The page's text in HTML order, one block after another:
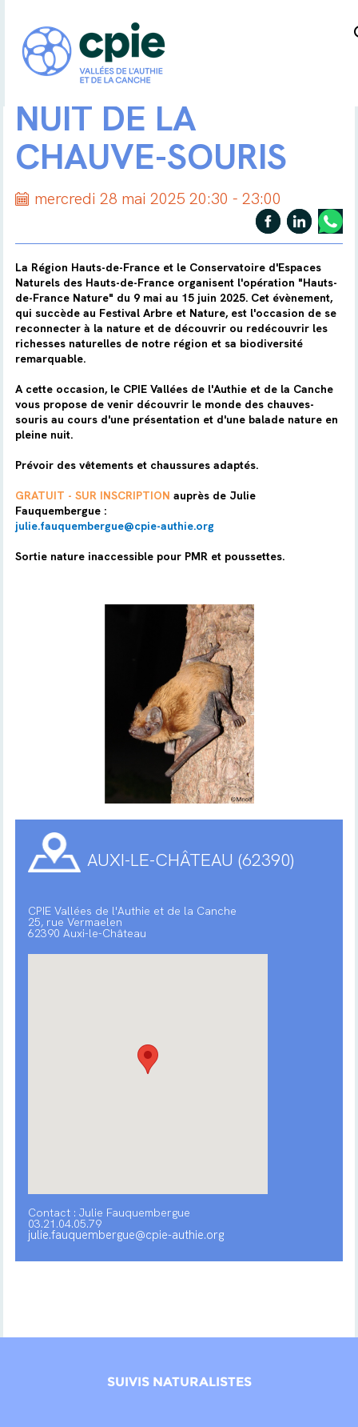
NUIT DE LA
CHAUVE-SOURIS
mercredi 28 mai 2025 20:30 - 23:00
La Région Hauts-de-France et le Conservatoire d'Espaces
Naturels des Hauts-de-France organisent l'opération "Hauts-
de-France Nature" du 9 mai au 15 juin 2025. Cet évènement,
qui succède au Festival Arbre et Nature, est l'occasion de se
reconnecter à la nature et de découvrir ou redécouvrir les
richesses naturelles de notre région et sa biodiversité
remarquable.
A cette occasion, le CPIE Vallées de l'Authie et de la Canche
vous propose de venir découvrir le monde des chauves-
souris au cours d'une présentation et d'une balade nature en
pleine nuit.
Prévoir des vêtements et chaussures adaptés.
GRATUIT - SUR INSCRIPTION auprès de Julie
Fauquembergue :
julie.fauquembergue@cpie-authie.org
Sortie nature inaccessible pour PMR et poussettes.
AUXI-LE-CHÂTEAU (62390)
CPIE Vallées de l'Authie et de la Canche
25, rue Vermaelen
62390 Auxi-le-Château
Contact : Julie Fauquembergue
03.21.04.05.79
julie.fauquembergue@cpie-authie.org
SUIVIS NATURALISTES